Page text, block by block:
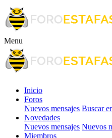
Menu
Inicio
Foros
Nuevos mensajes Buscar
Novedades
Nuevos mensajes Nuevos
Miembros